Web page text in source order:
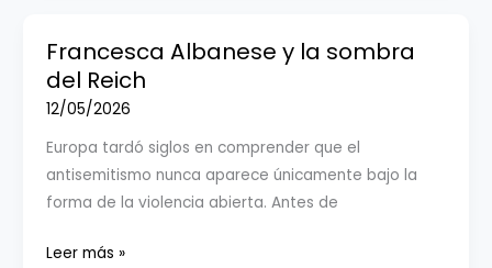
blanquear
el
antisemitismo
Francesca Albanese y la sombra
del Reich
12/05/2026
Europa tardó siglos en comprender que el
antisemitismo nunca aparece únicamente bajo la
forma de la violencia abierta. Antes de
Francesca
Leer más »